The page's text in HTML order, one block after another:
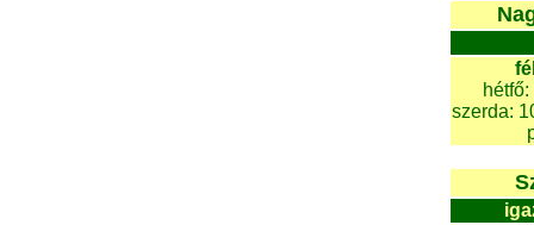
szerda: